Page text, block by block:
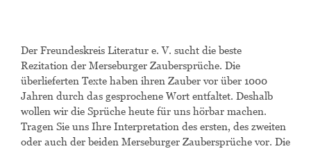
Der Freundeskreis Literatur e. V. sucht die beste
Rezitation der Merseburger Zaubersprüche. Die
überlieferten Texte haben ihren Zauber vor über 1000
Jahren durch das gesprochene Wort entfaltet. Deshalb
wollen wir die Sprüche heute für uns hörbar machen.
Tragen Sie uns Ihre Interpretation des ersten, des zweiten
oder auch der beiden Merseburger Zaubersprüche vor. Die